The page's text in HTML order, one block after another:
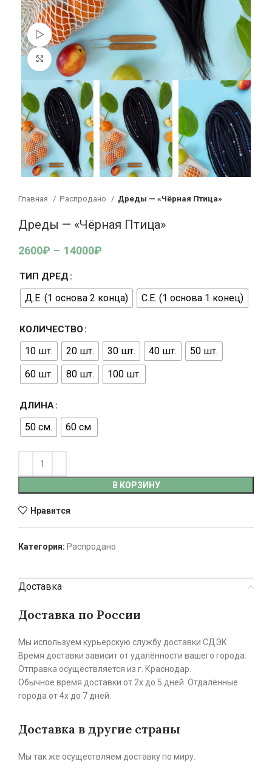
Смотреть видео
Увеличить
Главная Распродано Дреды — «Чёрная Птица»
Дреды — «Чёрная Птица»
2600₽ – 14000₽
ТИП ДРЕД
Д.Е. (1 основа 2 конца) С.Е. (1 основа 1 конец)
КОЛИЧЕСТВО
10 шт. 20 шт. 30 шт. 40 шт.
50 шт.
60 шт.
80 шт. 100 шт.
ДЛИНА
50 см. 60 см.
В КОРЗИНУ
Нравится
Категория: Распродано
Доставка
Доставка по России
Мы используем курьерскую службу доставки СДЭК.
Время доставки зависит от удалённости вашего города.
Отправка осуществляется из г. Краснодар.
Обычное время доставки от 2х до 5 дней. Отдалённые
города от 4х до 7 дней.
Доставка в другие страны
Мы так же осуществляем доставку по миру.